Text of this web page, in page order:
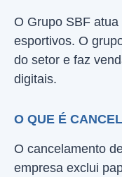
O Grupo SBF
esportivos. O
do setor e faz
digitais.
O QUE É
O cancelamento
empresa exclui